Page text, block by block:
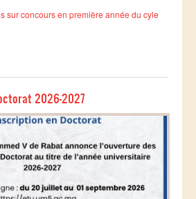
sur concours en première année du cyle
2026-2027